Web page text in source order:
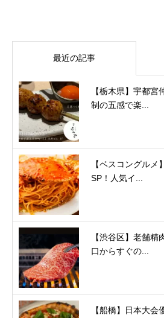
最近の記事
【栃木県】宇都
制の五感で楽...
【ベスコングル
SP！人気イ...
【渋谷区】老舗
口からすぐの...
【船橋】日本大